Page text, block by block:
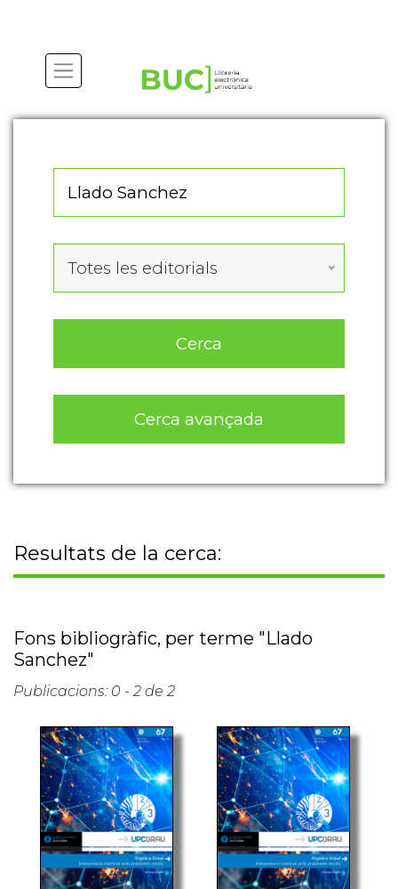
Totes les editorials
Cerca
Cerca avançada
Resultats de la cerca:
Fons bibliogràfic, per terme "Llado
Sanchez"
Publicacions: 0 - 2 de 2